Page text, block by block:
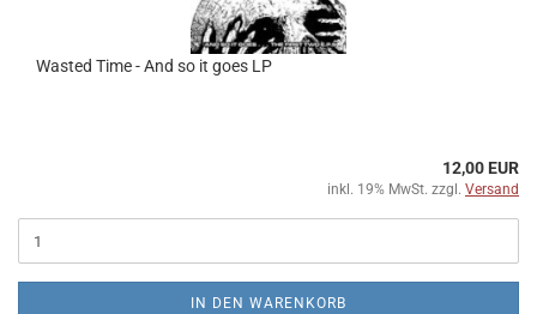
Wasted Time - And so it goes LP
12,00 EUR
inkl. 19% MwSt. zzgl. Versand
IN DEN WARENKORB